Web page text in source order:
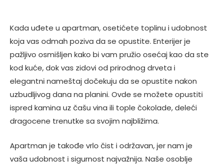
Kada uđete u apartman, osetićete toplinu i udobnost
koja vas odmah poziva da se opustite. Enterijer je
pažljivo osmišljen kako bi vam pružio osećaj kao da ste
kod kuće, dok vas zidovi od prirodnog drveta i
elegantni nameštaj dočekuju da se opustite nakon
uzbudljivog dana na planini. Ovde se možete opustiti
ispred kamina uz čašu vina ili tople čokolade, deleći
dragocene trenutke sa svojim najbližima.
Apartman je takođe vrlo čist i održavan, jer nam je
vaša udobnost i sigurnost najvažnija. Naše osoblje